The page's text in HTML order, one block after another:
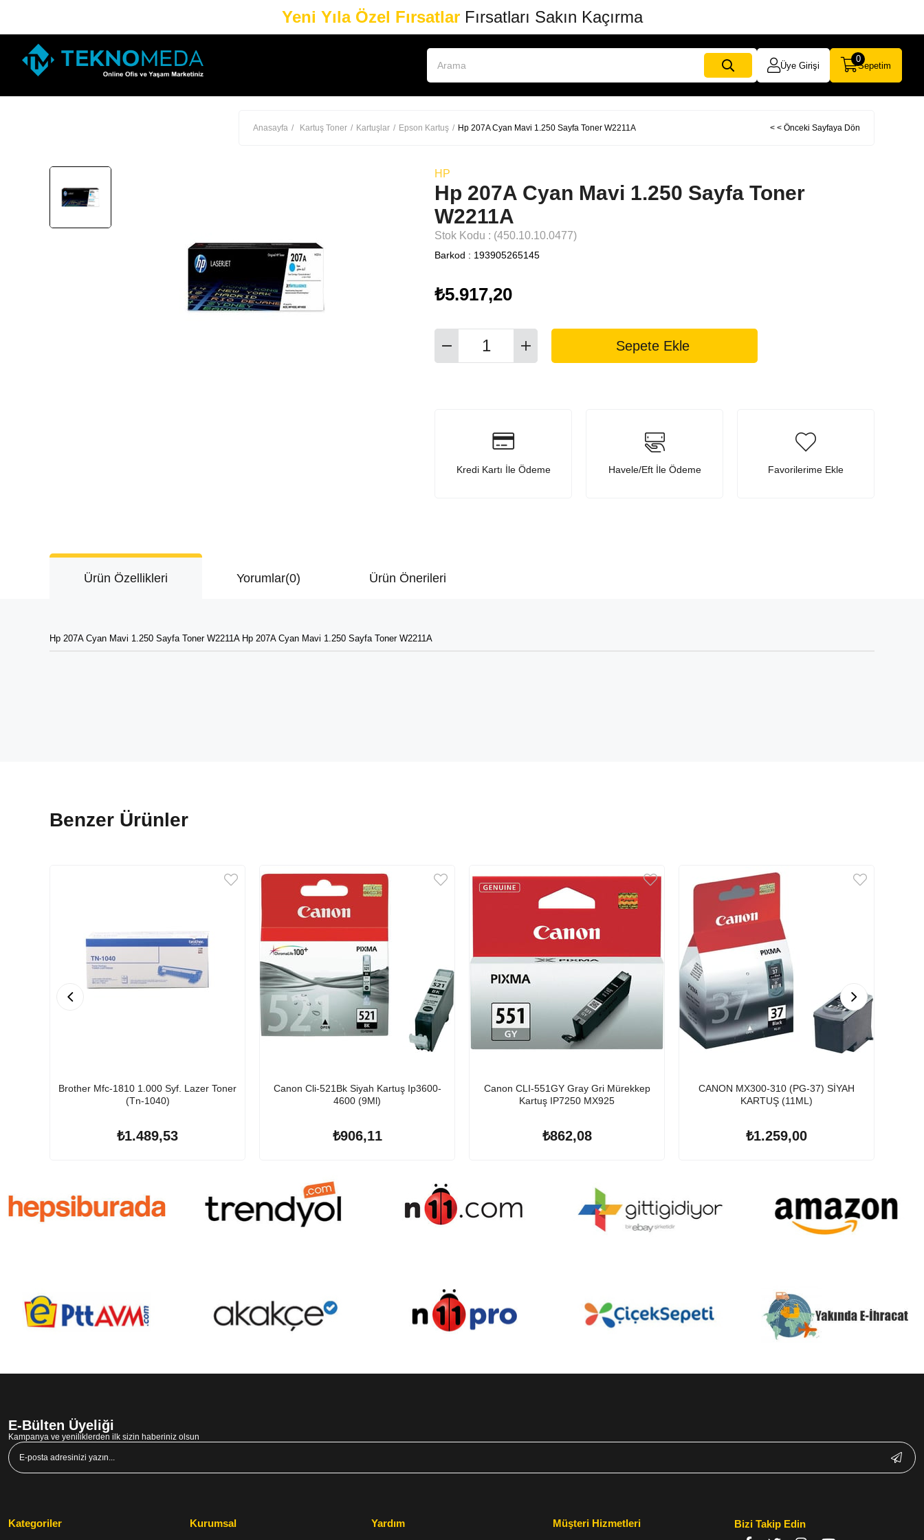
Yeni Yıla Özel FırsatlarFırsatları Sakın Kaçırma
Üye Girişi Sepetim
0
Anasayfa Kartuş Toner Kartuşlar Epson Kartuş Hp 207A Cyan Mavi 1.250 Sayfa Toner W2211A < < Önceki Sayfaya Dön
HP
Hp 207A Cyan Mavi 1.250 Sayfa Toner
W2211A
Stok Kodu (450.10.10.0477)
Barkod : 193905265145
₺5.917,20
Kredi Kartı İle Ödeme Havele/Eft İle Ödeme Favorilerime Ekle
Ürün Özellikleri Yorumlar(0) Ürün Önerileri
Hp 207A Cyan Mavi 1.250 Sayfa Toner W2211A Hp 207A Cyan Mavi 1.250 Sayfa Toner W2211A
Benzer Ürünler
Brother Mfc-1810 1.000 Syf. Lazer Toner
(Tn-1040)
₺1.489,53
Canon Cli-521Bk Siyah Kartuş Ip3600-
4600 (9Ml)
₺906,11
Canon CLI-551GY Gray Gri Mürekkep
Kartuş IP7250 MX925
₺862,08
CANON MX300-310 (PG-37) SİYAH
KARTUŞ (11ML)
₺1.259,00
E-Bülten Üyeliği
Kampanya ve yeniliklerden ilk sizin haberiniz olsun
Kategoriler Kurumsal Yardım Müşteri Hizmetleri Bizi Takip Edin